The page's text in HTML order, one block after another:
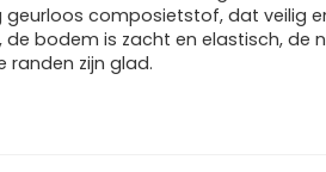
composietstof, dat veilig
bodem is zacht en elastisch, de
randen zijn glad.